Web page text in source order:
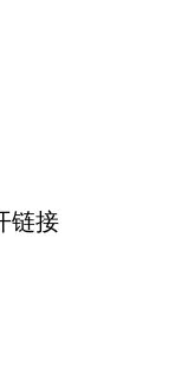
链接